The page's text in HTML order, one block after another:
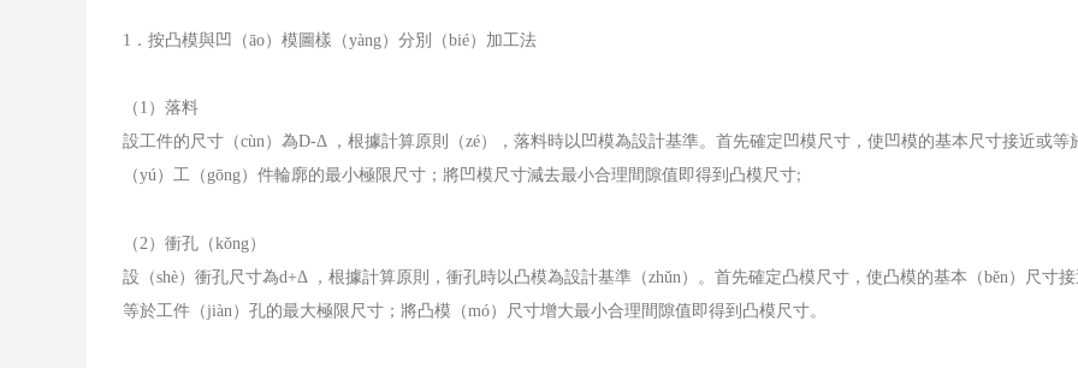
1 ．按凸模與凹（āo）模圖樣（yàng）分別（bié）加工法
（ 1 ）落料
設工件的尺寸（cùn）為D-Δ ，根據計算原則（zé），落料時以凹模為設計基準。首先確定凹模尺寸，使凹模的基本尺寸接近或等
（yú）工（gōng）件輪廓的最小極限尺寸；將凹模尺寸減去最小合理間隙值即得到凸模尺寸;
（2）衝孔（kǒng）
設（shè）衝孔尺寸為d+Δ ，根據計算原則，衝孔時以凸模為設計基準（zhǔn）。首先確定凸模尺寸，使凸模的基本（běn）尺寸
等於工件（jiàn）孔的最大極限尺寸；將凸模（mó）尺寸增大最小合理間隙值即得到凸模尺寸。